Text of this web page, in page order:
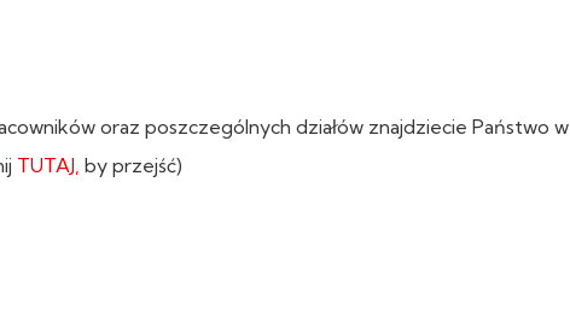
oraz poszczególnych działów znajdziecie Państwo w
TUTAJ, by przejść)